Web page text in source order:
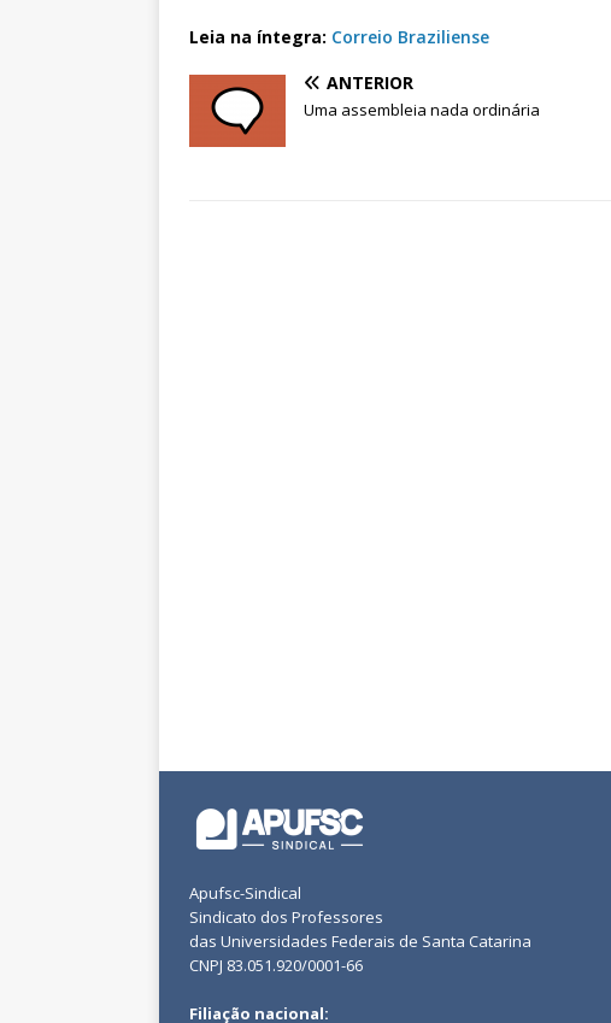
Leia na íntegra: Correio Braziliense
ANTERIOR
Uma assembleia nada ordinária
Apufsc-Sindical
Sindicato dos Professores
das Universidades Federais de Santa Catarina
CNPJ 83.051.920/0001-66
Filiação nacional: